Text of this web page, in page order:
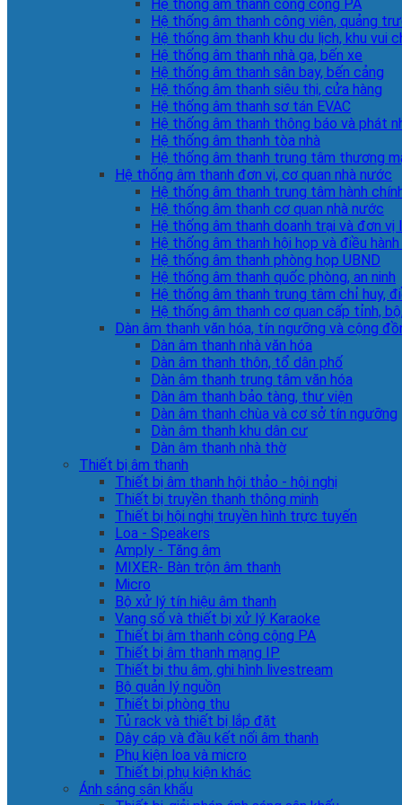
Hệ thống âm thanh công cộng PA
Hệ thống âm thanh công viên, quảng
Hệ thống âm thanh khu du lịch, khu vui
Hệ thống âm thanh nhà ga, bến xe
Hệ thống âm thanh sân bay, bến cảng
Hệ thống âm thanh siêu thị, cửa hàng
Hệ thống âm thanh sơ tán EVAC
Hệ thống âm thanh thông báo và phát
Hệ thống âm thanh tòa nhà
Hệ thống âm thanh trung tâm thương
Hệ thống âm thanh đơn vị, cơ quan nhà nước
Hệ thống âm thanh trung tâm hành
Hệ thống âm thanh cơ quan nhà nước
Hệ thống âm thanh doanh trại và đơn
Hệ thống âm thanh hội họp và điều
Hệ thống âm thanh phòng họp UBND
Hệ thống âm thanh quốc phòng, an ninh
Hệ thống âm thanh trung tâm chỉ huy,
Hệ thống âm thanh cơ quan cấp tỉnh,
Dàn âm thanh văn hóa, tín ngưỡng và cộng
Dàn âm thanh nhà văn hóa
Dàn âm thanh thôn, tổ dân phố
Dàn âm thanh trung tâm văn hóa
Dàn âm thanh bảo tàng, thư viện
Dàn âm thanh chùa và cơ sở tín ngưỡng
Dàn âm thanh khu dân cư
Dàn âm thanh nhà thờ
Thiết bị âm thanh
Thiết bị âm thanh hội thảo - hội nghị
Thiết bị truyền thanh thông minh
Thiết bị hội nghị truyền hình trực tuyến
Loa - Speakers
Amply - Tăng âm
MIXER- Bàn trộn âm thanh
Micro
Bộ xử lý tín hiệu âm thanh
Vang số và thiết bị xử lý Karaoke
Thiết bị âm thanh công cộng PA
Thiết bị âm thanh mạng IP
Thiết bị thu âm, ghi hình livestream
Bộ quản lý nguồn
Thiết bị phòng thu
Tủ rack và thiết bị lắp đặt
Dây cáp và đầu kết nối âm thanh
Phụ kiện loa và micro
Thiết bị phụ kiện khác
Ánh sáng sân khấu